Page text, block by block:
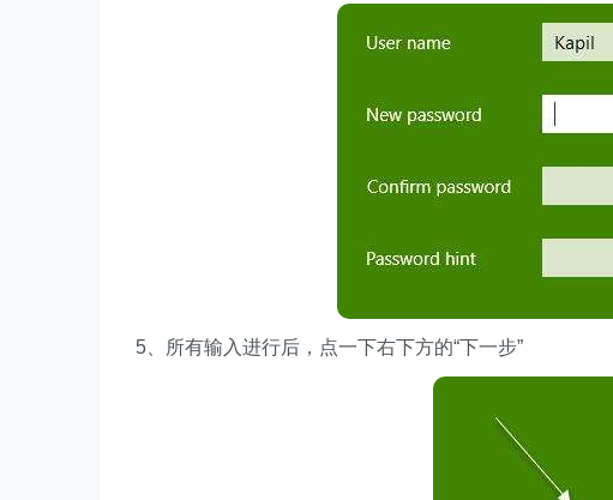
5、所有输入进行后，点一下右下方的“下一步”